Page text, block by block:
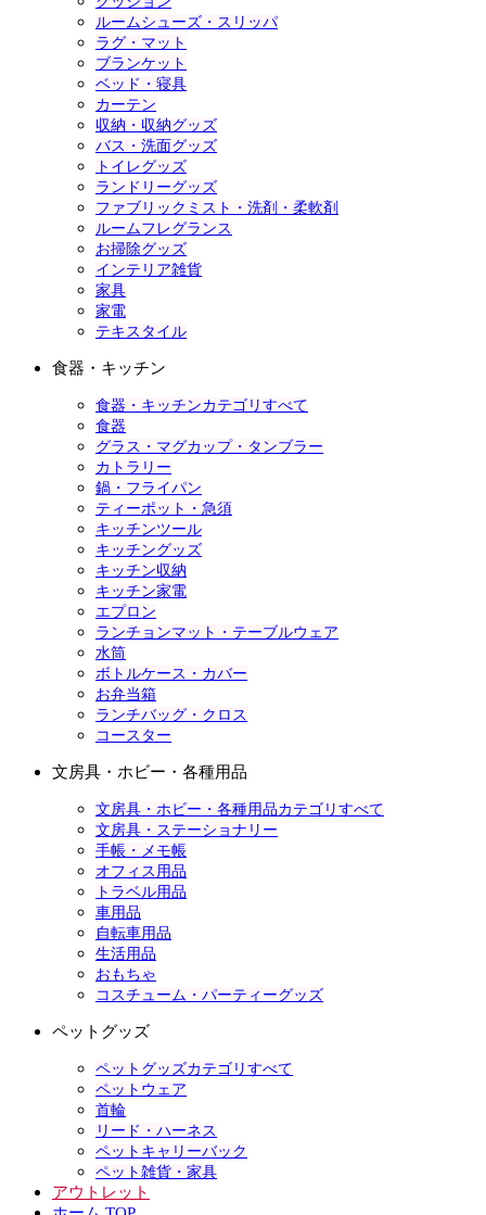
ルームシューズ・スリッパ
ラグ・マット
ブランケット
ベッド・寝具
カーテン
収納・収納グッズ
バス・洗面グッズ
トイレグッズ
ランドリーグッズ
ファブリックミスト・洗剤・柔軟剤
ルームフレグランス
お掃除グッズ
インテリア雑貨
家具
家電
テキスタイル
食器・キッチン
食器・キッチンカテゴリすべて
食器
グラス・マグカップ・タンブラー
カトラリー
鍋・フライパン
ティーポット・急須
キッチンツール
キッチングッズ
キッチン収納
キッチン家電
エプロン
ランチョンマット・テーブルウェア
水筒
ボトルケース・カバー
お弁当箱
ランチバッグ・クロス
コースター
文房具・ホビー・各種用品
文房具・ホビー・各種用品カテゴリすべて
文房具・ステーショナリー
手帳・メモ帳
オフィス用品
トラベル用品
車用品
自転車用品
生活用品
おもちゃ
コスチューム・パーティーグッズ
ペットグッズ
ペットグッズカテゴリすべて
ペットウェア
首輪
リード・ハーネス
ペットキャリーバック
ペット雑貨・家具
アウトレット